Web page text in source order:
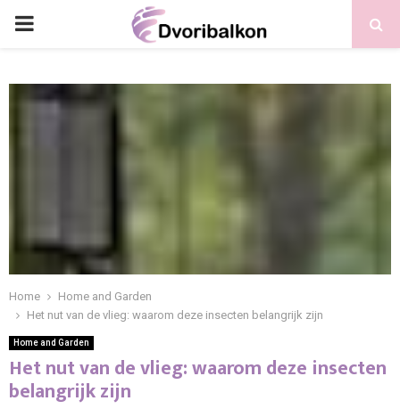
PRIMARY
Home
Home and Garden
Het nut van de vlieg: waarom deze insecten belangrijk zijn
Home and Garden
Het nut van de vlieg: waarom deze insecten
belangrijk zijn